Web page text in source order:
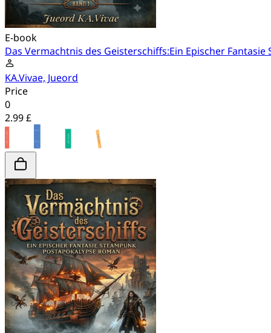
E-book
Das Vermachtnis des Geisterschiffs:Ein Epischer
KA.Vivae, Jueord
Price
0
2.99 £